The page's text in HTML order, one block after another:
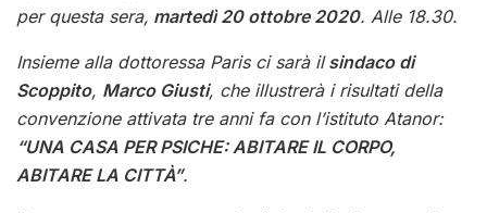
per questa sera, martedì 20 ottobre 2020. Alle 18.30.
Insieme alla dottoressa Paris ci sarà ilsindaco di
Scoppito, Marco Giusti, che illustrerà i risultati della
convenzione attivata tre anni fa con l’istituto Atanor:
“UNA CASA PER PSICHE: ABITARE IL CORPO,
ABITARE LA CITTÀ”.